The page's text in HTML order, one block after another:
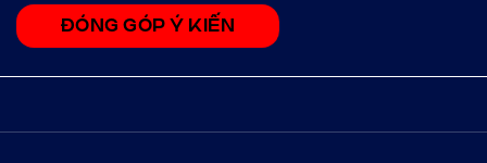
ĐÓNG GÓP Ý KIẾN